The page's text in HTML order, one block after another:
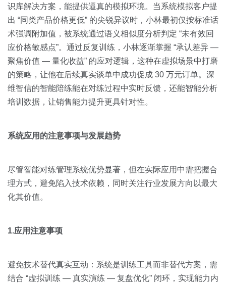
识库解决方案，能提供逼真的模拟环境。当系统模拟客户提
出 “同类产品价格更低” 的尖锐异议时，小林最初仅按标准话
术强调附加值，被系统通过语义相似度分析判定 “未有效回
应价格敏感点”。通过反复训练，小林逐渐掌握 “承认差异 —
聚焦价值 — 量化收益” 的应对逻辑，这种在虚拟场景中打磨
的策略，让他在后续真实谈单中成功促成 30 万元订单。深
维智信的智能陪练能在对练过程中实时反馈，还能智能分析
培训数据，让销售能力提升更具针对性。
系统应用的注意事项与发展趋势
尽管智能对练管理系统优势显著，但在实际应用中需把握合
理方式，避免陷入技术依赖，同时关注行业发展方向以最大
化其价值。
1.应用注意事项
避免技术替代真实互动：系统是训练工具而非替代方案，需
结合 “虚拟训练 — 真实演练 — 复盘优化” 闭环，实现能力内